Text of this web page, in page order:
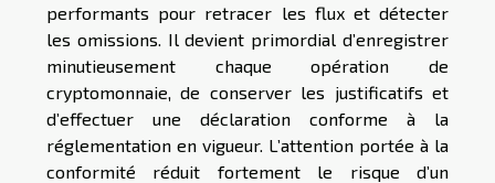
performants pour retracer les flux et détecter
les omissions. Il devient primordial d’enregistrer
minutieusement chaque opération de
cryptomonnaie, de conserver les justificatifs et
d’effectuer une déclaration conforme à la
réglementation en vigueur. L’attention portée à la
conformité réduit fortement le risque d’un